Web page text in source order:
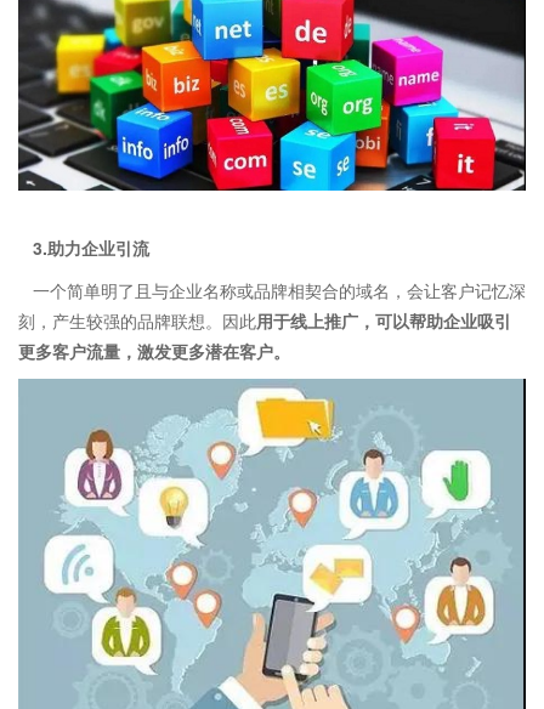
3.助力企业引流
一个简单明了且与企业名称或品牌相契合的域名，会让客户记忆深
刻，产生较强的品牌联想。因此用于线上推广，可以帮助企业吸引
更多客户流量，激发更多潜在客户。